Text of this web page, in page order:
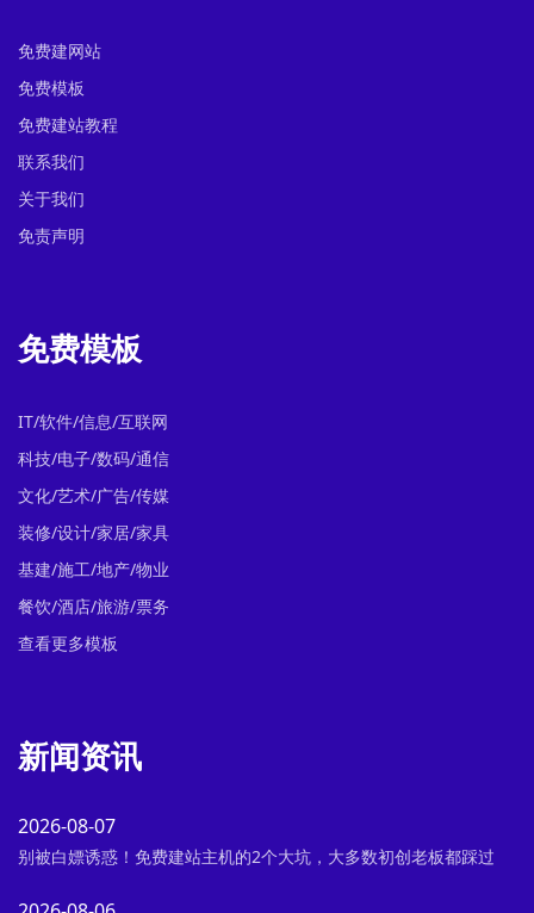
免费建网站
免费模板
免费建站教程
联系我们
关于我们
免责声明
免费模板
IT/软件/信息/互联网
科技/电子/数码/通信
文化/艺术/广告/传媒
装修/设计/家居/家具
基建/施工/地产/物业
餐饮/酒店/旅游/票务
查看更多模板
新闻资讯
2026-08-07
别被白嫖诱惑！免费建站主机的2个大坑，大多数初创老板都踩过